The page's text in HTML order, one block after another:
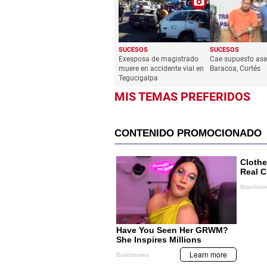
SUCESOS
Exesposa de magistrado
muere en accidente vial en
Tegucigalpa
SUCESOS
Cae supuesto
Baracoa, Cortés
MIS TEMAS PREFERIDOS